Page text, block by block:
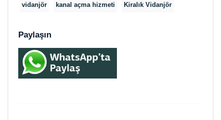
vidanjör kanal açma hizmeti Kiralık Vidanjör
Paylaşın